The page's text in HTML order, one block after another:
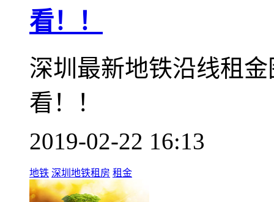
看！！
深圳最新地铁沿线租
看！！
2019-02-22 16:13
地铁 深圳地铁租房 租金